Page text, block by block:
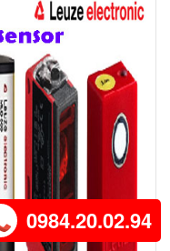
0984.20.02.94